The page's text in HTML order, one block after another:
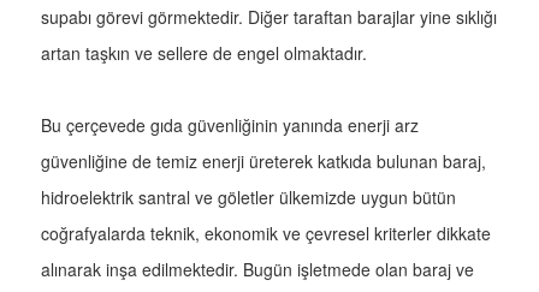
supabı görevi görmektedir. Diğer taraftan barajlar yine sıklığı
artan taşkın ve sellere de engel olmaktadır.
Bu çerçevede gıda güvenliğinin yanında enerji arz
güvenliğine de temiz enerji üreterek katkıda bulunan baraj,
hidroelektrik santral ve göletler ülkemizde uygun bütün
coğrafyalarda teknik, ekonomik ve çevresel kriterler dikkate
alınarak inşa edilmektedir. Bugün işletmede olan baraj ve